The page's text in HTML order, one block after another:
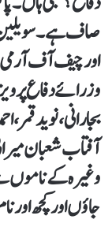
صاف ہے۔ سویلین
اور چیف آف
وزرائے دفاع
بجارانی، نوید قمر،
آفتاب شعبان
وغیرہ کے ناموں
جاؤں اور کچھ اور